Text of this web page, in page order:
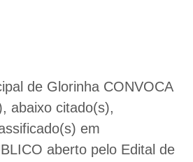
de Glorinha CONVOCA
abaixo citado(s),
em
aberto pelo Edital de